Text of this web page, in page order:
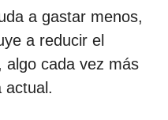
a gastar menos,
a reducir el
algo cada vez más
actual.